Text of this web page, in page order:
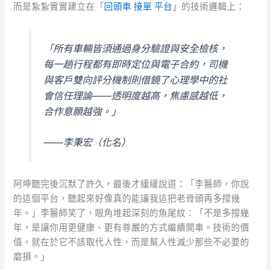
而是紮紮實實建立在「 回頭車 接單 平台 」的技術邏輯上：
「所有車輛皆須通過身分驗證與安全檢核，
每一趟行程都有即時定位與電子合約，司機
與客戶雙向評分機制則借鏡了心理學中的社
會信任理論——透明度越高，焦慮感越低，
合作意願越強。」
——李秉宏（化名）
阿坤聽完後沉默了許久，最後才緩緩說道：「李醫師，你說
的這個平台，聽起來好像真的能讓我這把老骨頭再多撐幾
年。」李醫師笑了，眼角堆起深刻的魚尾紋：「不是多撐幾
年，是讓你用更健康、更有尊嚴的方式繼續開車。技術的價
值，就在於它不該取代人性，而是幫人性減少那些不必要的
磨損。」